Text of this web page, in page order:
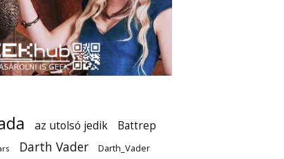
az utolsó jedik Battrep
Darth Vader Darth_Vader